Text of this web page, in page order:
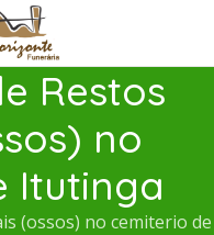
Restos
no
Itutinga
(ossos) no cemiterio de